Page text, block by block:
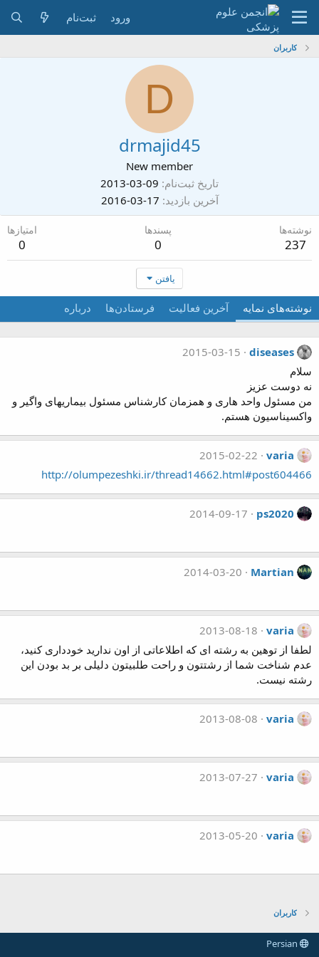
ورود ثبت‌نام
کاربران
D
drmajid45
New member
تاریخ ثبت‌نام 2013-03-09
آخرین بازدید 2016-03-17
نوشته‌ها
237
پسندها
0
امتیازها
0
یافتن
نوشته‌های نمایه آخرین فعالیت فرستادن‌ها درباره
diseases
2015-03-15
سلام
نه دوست عزیز
من مسئول واحد هاری و همزمان کارشناس مسئول بیماریهای واگیر و
واکسیناسیون هستم.
varia
2015-02-22
http://olumpezeshki.ir/thread14662.html#post604466
ps2020
2014-09-17
Martian
2014-03-20
varia
2013-08-18
لطفا از توهین به رشته ای که اطلاعاتی از اون ندارید خودداری کنید،
عدم شناخت شما از رشتتون و راحت طلبیتون دلیلی بر بد بودن این
رشته نیست.
varia
2013-08-08
varia
2013-07-27
varia
2013-05-20
کاربران